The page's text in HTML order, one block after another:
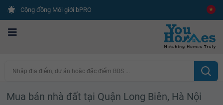
Cộng đồng Môi giới bPRO
Nhập địa điểm, dự án hoặc đặc điểm BĐS ...
Mua bán nhà đất tại Quận Long Biên, Hà Nội